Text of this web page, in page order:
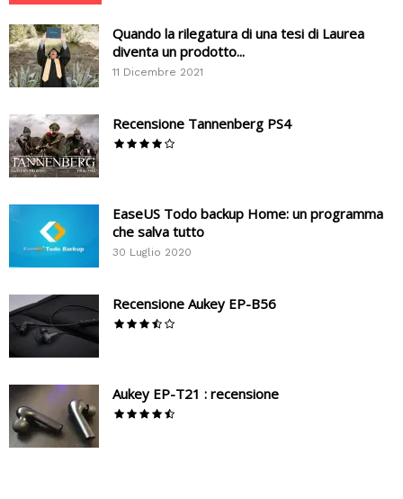
Quando la rilegatura di una tesi di Laurea
diventa un prodotto...
11 Dicembre 2021
Recensione Tannenberg PS4
EaseUS Todo backup Home: un programma
che salva tutto
30 Luglio 2020
Recensione Aukey EP-B56
Aukey EP-T21 : recensione